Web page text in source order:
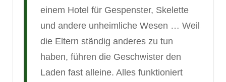
einem Hotel für Gespenster, Skelette
und andere unheimliche Wesen … Weil
die Eltern ständig anderes zu tun
haben, führen die Geschwister den
Laden fast alleine. Alles funktioniert